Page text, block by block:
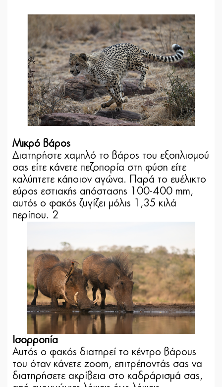
Μικρό βάρος
Διατηρήστε χαμηλό το βάρος του εξοπλισμού
σας είτε κάνετε πεζοπορία στη φύση είτε
καλύπτετε κάποιον αγώνα. Παρά το ευέλικτο
εύρος εστιακής απόστασης 100-400 mm,
αυτός ο φακός ζυγίζει μόλις 1,35 κιλά
περίπου. 2
Ισορροπία
Αυτός ο φακός διατηρεί το κέντρο βάρους
του όταν κάνετε zoom, επιτρέποντάς σας να
διατηρήσετε ακρίβεια στο καδράρισμά σας,